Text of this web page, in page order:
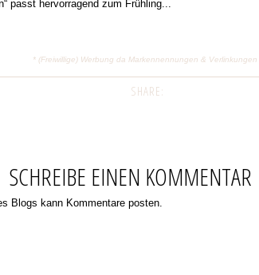
passt hervorragend zum Frühling...
* (Freiwillige) Werbung da Markennennungen & Verlinkungen
SHARE:
SCHREIBE EINEN KOMMENTAR
Blogs kann Kommentare posten.